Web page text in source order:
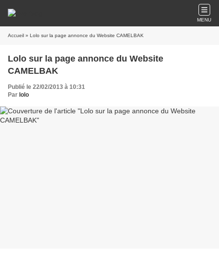
MENU
Accueil » Lolo sur la page annonce du Website CAMELBAK
Lolo sur la page annonce du Website
CAMELBAK
Publié le 22/02/2013 à 10:31
Par lolo